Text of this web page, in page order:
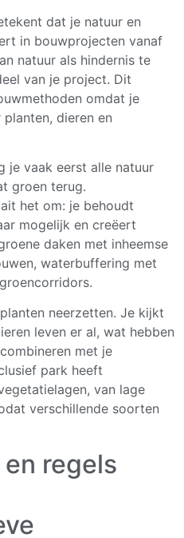
dat je natuur en
in bouwprojecten vanaf
natuur als hindernis te
van je project. Dit
omdat je
dieren en
je vaak eerst alle natuur
groen terug.
het om: je behoudt
mogelijk en creëert
daken met inheemse
waterbuffering met
neerzetten. Je kijkt
leven er al, wat hebben
met je
park heeft
van lage
verschillende soorten
regels